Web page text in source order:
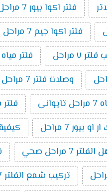
فلتر اكوا بيور 7 مراحل
فلتر اكوا جيم 7 مراحل
٧ مراحل فلتر
وصلات فلتر 7 مراحل
فلتر
بيور 7 مراحل
كيفية
7 مراحل صحي
تركيب شمع الفلتر 7 مراحل